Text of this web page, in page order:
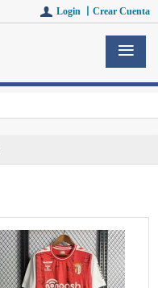
Login 丨 Crear Cuenta